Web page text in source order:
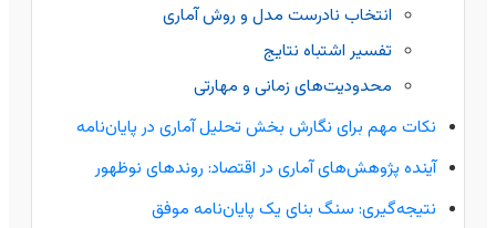
انتخاب نادرست مدل و روش آماری
تفسیر اشتباه نتایج
محدودیت‌های زمانی و مهارتی
نکات مهم برای نگارش بخش تحلیل آماری در پایان‌نامه
آینده پژوهش‌های آماری در اقتصاد: روندهای نوظهور
نتیجه‌گیری: سنگ بنای یک پایان‌نامه موفق